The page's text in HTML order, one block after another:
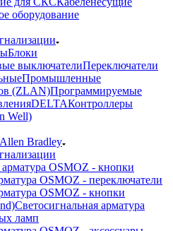
оборудование
Блоки
выключателиПереключатели
Промышленные
(ZLAN)Программируемые
DELTAКонтроллеры
Well)
Bradley
арматура OSMOZ - кнопки
OSMOZ - переключатели
OSMOZ - кнопки
Светосигнальная арматура
ламп